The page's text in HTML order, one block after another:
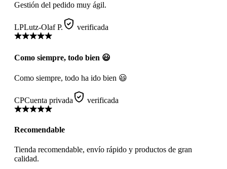
Gestión del pedido muy ágil.
LPLutz-Olaf P. verificada
Como siempre, todo bien 😃
Como siempre, todo ha ido bien 😃
CPCuenta privada verificada
Recomendable
Tienda recomendable, envío rápido y productos de gran
calidad.